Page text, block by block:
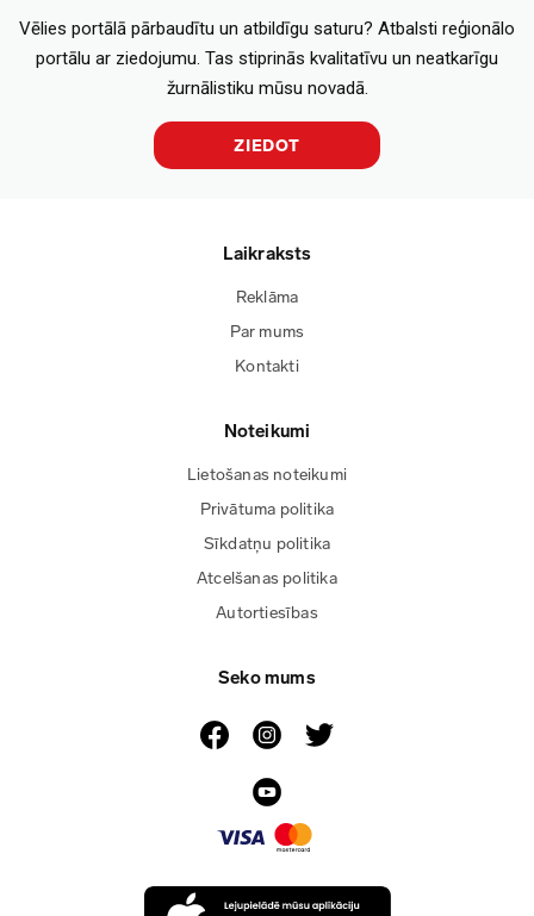
Vēlies portālā pārbaudītu un atbildīgu saturu? Atbalsti reģionālo
portālu ar ziedojumu. Tas stiprinās kvalitatīvu un neatkarīgu
žurnālistiku mūsu novadā.
ZIEDOT
Laikraksts
Reklāma
Par mums
Kontakti
Noteikumi
Lietošanas noteikumi
Privātuma politika
Sīkdatņu politika
Atcelšanas politika
Autortiesības
Seko mums